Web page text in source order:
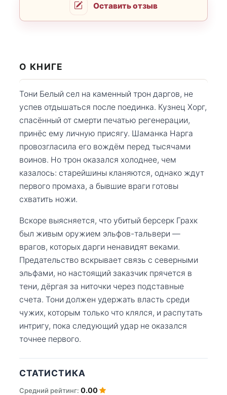
Оставить отзыв
О КНИГЕ
Тони Белый сел на каменный трон даргов, не
успев отдышаться после поединка. Кузнец Хорг,
спасённый от смерти печатью регенерации,
принёс ему личную присягу. Шаманка Нарга
провозгласила его вождём перед тысячами
воинов. Но трон оказался холоднее, чем
казалось: старейшины кланяются, однако ждут
первого промаха, а бывшие враги готовы
схватить ножи.
Вскоре выясняется, что убитый берсерк Грахк
был живым оружием эльфов-тальвери —
врагов, которых дарги ненавидят веками.
Предательство вскрывает связь с северными
эльфами, но настоящий заказчик прячется в
тени, дёргая за ниточки через подставные
счета. Тони должен удержать власть среди
чужих, которым только что клялся, и распутать
интригу, пока следующий удар не оказался
точнее первого.
СТАТИСТИКА
Средний рейтинг: 0.00